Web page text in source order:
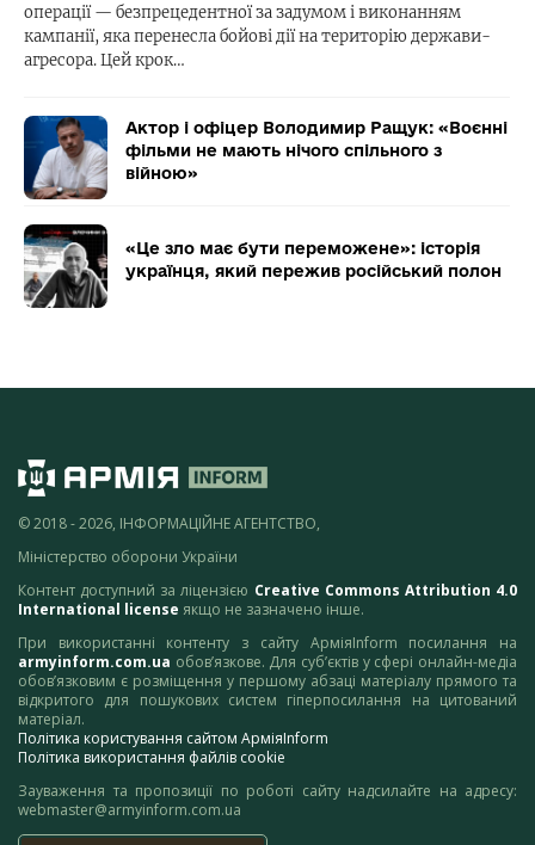
операції — безпрецедентної за задумом і виконанням
кампанії, яка перенесла бойові дії на територію держави-
агресора. Цей крок…
Актор і офіцер Володимир Ращук: «Воєнні
фільми не мають нічого спільного з
війною»
«Це зло має бути переможене»: історія
українця, який пережив російський полон
© 2018 - 2026, ІНФОРМАЦІЙНЕ АГЕНТСТВО,
Міністерство оборони України
Контент доступний за ліцензією Creative Commons Attribution 4.0
International license якщо не зазначено інше.
При використанні контенту з сайту АрміяInform посилання на
armyinform.com.ua обов’язкове. Для суб’єктів у сфері онлайн-медіа
обов’язковим є розміщення у першому абзаці матеріалу прямого та
відкритого для пошукових систем гіперпосилання на цитований
матеріал.
Політика користування сайтом АрміяInform
Політика використання файлів cookie
Зауваження та пропозиції по роботі сайту надсилайте на адресу:
webmaster@armyinform.com.ua